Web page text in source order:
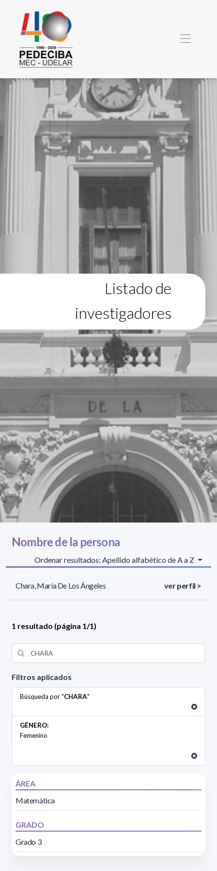
Listado de
investigadores
Filtros aplicados
Búsqueda por "CHARA"
GÉNERO:
Femenino
ÁREA
Matemática
GRADO
Grado 3
Nombre de la persona
Ordenar resultados: Apellido alfabético de A a Z
Chara, María De Los Ángeles ver perfil >
1 resultado (página 1/1)